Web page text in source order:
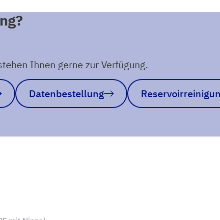
Ihnen gerne zur Verfügung.
Datenbestellung